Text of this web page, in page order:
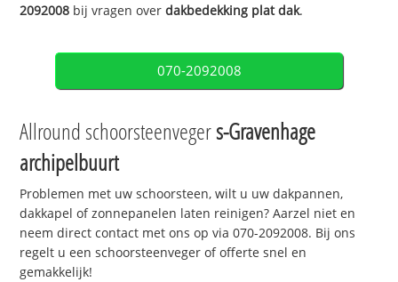
2092008 bij vragen overdakbedekking plat dak.
070-2092008
Allround schoorsteenvegers-Gravenhage
archipelbuurt
Problemen met uw schoorsteen, wilt u uw dakpannen,
dakkapel of zonnepanelen laten reinigen? Aarzel niet en
neem direct contact met ons op via 070-2092008. Bij ons
regelt u een schoorsteenveger of offerte snel en
gemakkelijk!